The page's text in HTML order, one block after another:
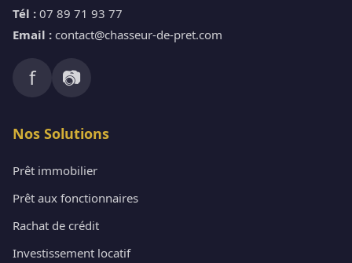
Tél : 07 89 71 93 77
Email : contact@chasseur-de-pret.com
f 📷
Nos Solutions
Prêt immobilier
Prêt aux fonctionnaires
Rachat de crédit
Investissement locatif